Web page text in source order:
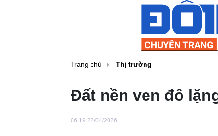
Trang chủ Thị trường
Đất nền ven đô
06:19 22/04/2026